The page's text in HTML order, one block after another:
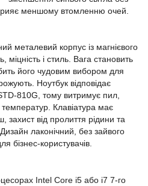
меншому втомленню очей.
металевий корпус із магнієвого
міцність і стиль. Вага становить
його чудовим вибором для
Ноутбук відповідає
810G, тому витримує пил,
температур. Клавіатура має
захист від пролиття рідини та
Дизайн лаконічний, без зайвого
бізнес-користувачів.
Intel Core i5 або i7 7-го